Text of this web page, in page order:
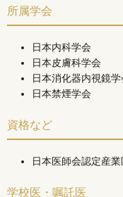
所属学会
日本内科学会
日本皮膚科学会
日本消化器内視鏡学
日本禁煙学会
資格など
日本医師会認定産業
学校医・嘱託医